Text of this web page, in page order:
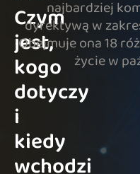
Czym
jest,
kogo
dotyczy
i
kiedy
wchodzi
najbardziej
dyrektywą w
Obejmuje ona 18
życie w